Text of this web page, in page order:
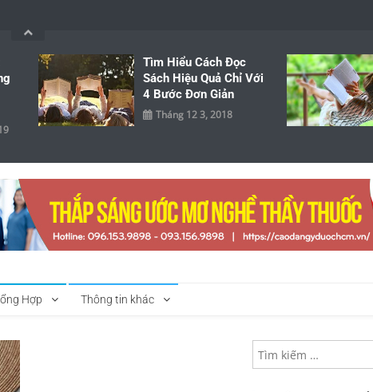
Tìm Hiểu Cách Đọc
Sách Hiệu Quả Chỉ Với
4 Bước Đơn Giản
Tháng 12 3, 2018
Hợp Thông tin khác